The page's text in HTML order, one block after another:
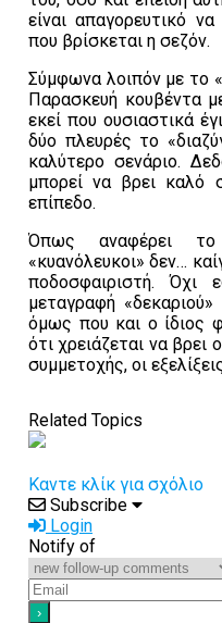
είναι απαγορευτικό
που βρίσκεται η σεζόν.
Σύμφωνα λοιπόν με το
Παρασκευή κουβέντα
εκεί που ουσιαστικά
δύο πλευρές το
καλύτερο σενάριο.
μπορεί να βρει καλό
επίπεδο.
Όπως αναφέρει το
«κυανόλευκοι» δεν…
ποδοσφαιριστή. Όχι
μεταγραφή
όμως που και ο ίδιος
ότι χρειάζεται να
συμμετοχής, οι
Related Topics
Καντε κλίκ για σχόλιο
Subscribe
Login
Notify of